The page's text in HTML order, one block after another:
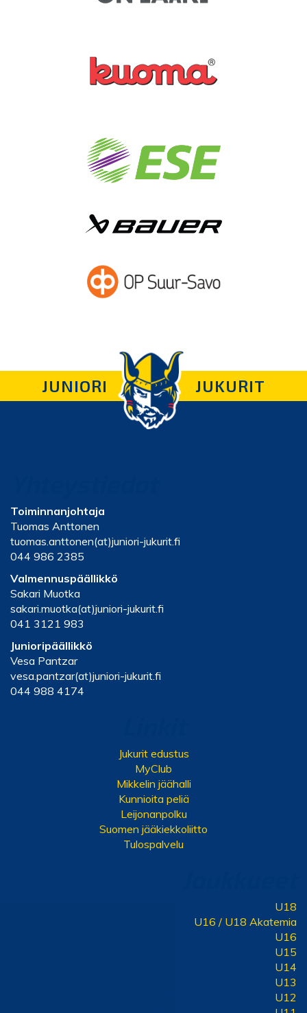
JUNIORI JUKURIT
Toiminnanjohtaja
Tuomas Anttonen
tuomas.anttonen(at)juniori-jukurit.fi
044 986 2385
Valmennuspäällikkö
Sakari Muotka
sakari.muotka(at)juniori-jukurit.fi
041 3121 983
Junioripäällikkö
Vesa Pantzar
vesa.pantzar(at)juniori-jukurit.fi
044 988 4174
Jukurit edustus
MyClub
Mikkelin jäähalli
Kunnioita peliä
Leijonanpolku
Suomen jääkiekkoliitto
Tulospalvelu
U18
U16 / U18 Akatemia
U16
U15
U14
U13
U12